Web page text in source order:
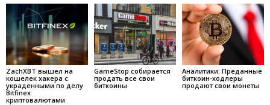
ZachXBT вышел на
кошелек хакера с
украденными по делу
Bitfinex
криптовалютами
GameStop собирается
продать все свои
биткоины
Аналитики: Преданные
биткоин-ходлеры
продают свои монеты